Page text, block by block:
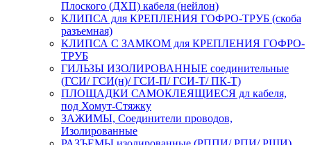
Плоского (ДХП) кабеля (нейлон)
КЛИПСА для КРЕПЛЕНИЯ ГОФРО-ТРУБ (скоба
разъемная)
КЛИПСА С ЗАМКОМ для КРЕПЛЕНИЯ ГОФРО-
ТРУБ
ГИЛЬЗЫ ИЗОЛИРОВАННЫЕ соединительные
(ГСИ/ ГСИ(н)/ ГСИ-П/ ГСИ-Т/ ПК-Т)
ПЛОЩАДКИ САМОКЛЕЯЩИЕСЯ дл кабеля,
под Хомут-Стяжку
ЗАЖИМЫ, Соединители проводов,
Изолированные